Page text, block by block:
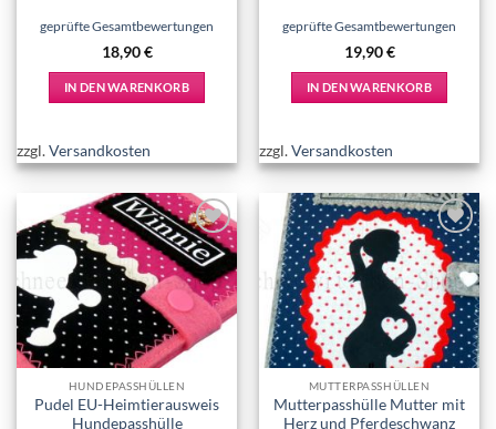
mit5von
geprüfte Gesamtbewertungen
18,90€
IN DEN WARENKORB
zzgl.Versandkosten
mit5von
geprüfte Gesamtbewertungen
19,90€
IN DEN WARENKORB
zzgl.Versandkosten
Add to
wishlist
HUNDEPASSHÜLLEN
Pudel EU-Heimtierausweis
Hundepasshülle
Add to
wishlist
MUTTERPASSHÜLLEN
Mutterpasshülle Mutter mit
Herz und Pferdeschwanz